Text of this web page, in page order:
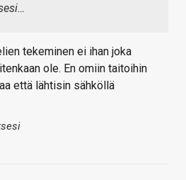
tekeminen ei ihan joka
ole. En omiin taitoihin
että lähtisin sähköllä